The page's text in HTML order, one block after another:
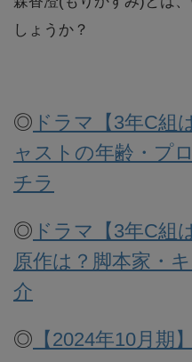
しょうか？
◎ ドラマ【3年C組
ャストの年齢・プ
チラ
◎ ドラマ【3年C組
原作は？脚本家・
介
◎ 【2024年10月期